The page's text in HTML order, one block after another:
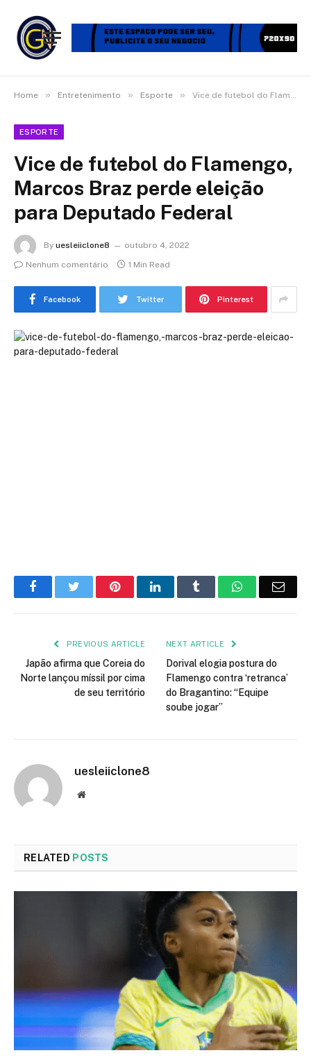
Home » Entretenimento » Esporte » Vice de futebol do Flamengo, Marcos Braz perde eleição para Deputado Federal
ESPORTE
Vice de futebol do Flamengo,
Marcos Braz perde eleição
para Deputado Federal
By uesleiiclone8
outubro 4, 2022
Nenhum comentário
1 Min Read
Facebook Twitter Pinterest
FacebookTwitter PinterestLinkedIn Tumblr WhatsApp
PREVIOUS ARTICLE
Japão afirma que Coreia do
Norte lançou míssil por cima
de seu território
NEXT ARTICLE
Dorival elogia postura do
Flamengo contra ‘retranca’
do Bragantino: “Equipe
soube jogar”
uesleiiclone8
Website
RELATED POSTS